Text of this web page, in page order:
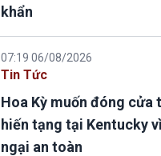
khẩn
07:19 06/08/2026
Tin Tức
Hoa Kỳ muốn đóng cửa
hiến tạng tại Kentucky
ngại an toàn